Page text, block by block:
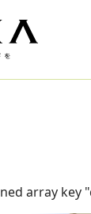
array key